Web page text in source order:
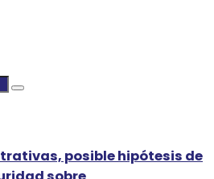
posible hipótesis de